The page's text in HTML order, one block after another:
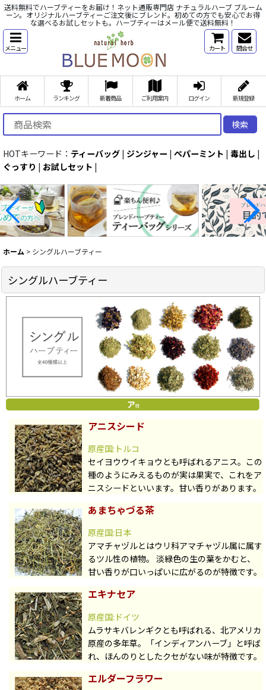
送料無料でハーブティーをお届け！ネット通販専門店 ナチュラルハーブ ブルーム
ーン。オリジナルハーブティーご注文後にブレンド。初めての方でも安心でお得
な選べるお試しセットも。ハーブティーはメール便で送料無料！
メニュー カート 問合せ
ホーム ランキング 新着商品 ご利用案内 ログイン 新規登録
検索
HOTキーワード： ティーバッグ | ジンジャー | ペパーミント | 毒出し |
ぐっすり | お試しセット |
ホーム > シングルハーブティー
シングルハーブティー
アニスシード
原産国:トルコ
セイヨウウイキョウとも呼ばれるアニス。この
種のようにみえるものが実は果実で、これをア
ニスシードといいます。甘い香りがあります。
あまちゃづる茶
原産国:日本
アマチャヅルとはウリ科アマチャヅル属に属す
るツル性の植物。 淡緑色の生の葉をかむと、
甘い香りが口いっぱいに広がるのが特徴です。
エキナセア
原産国:ドイツ
ムラサキバレンギクとも呼ばれる、北アメリカ
原産の多年草。「インディアンハーブ」と呼ば
れ、ほんのりとしたクセがない味が特徴です。
エルダーフラワー